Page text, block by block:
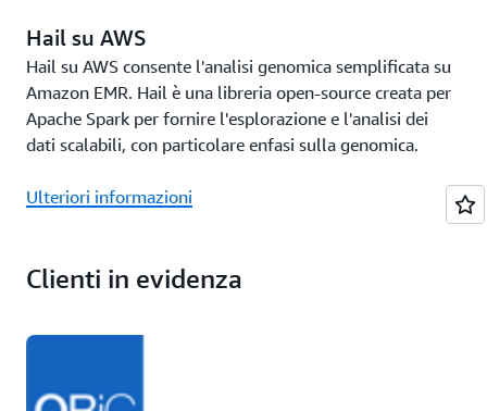
Hail su AWS
Hail su AWS consente l'analisi genomica semplificata su
Amazon EMR. Hail è una libreria open-source creata per
Apache Spark per fornire l'esplorazione e l'analisi dei
dati scalabili, con particolare enfasi sulla genomica.
Ulteriori informazioni
Clienti in evidenza